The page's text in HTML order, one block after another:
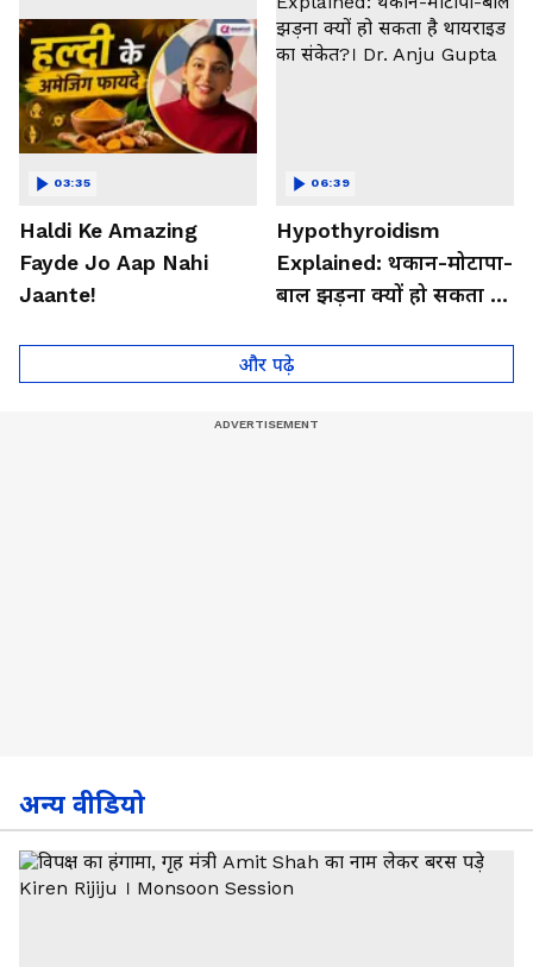
Haldi Ke Amazing
Fayde Jo Aap Nahi
Jaante!
03:35
Hypothyroidism
Explained: थकान-मोटापा-
बाल झड़ना क्यों हो सकता है
Anju Gupta
06:39
और पढ़े
अन्य वीडियो